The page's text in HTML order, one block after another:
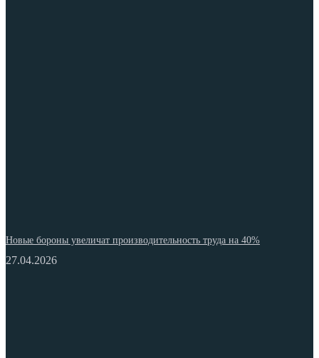
Новые бороны увеличат производительность труда на 40%
27.04.2026